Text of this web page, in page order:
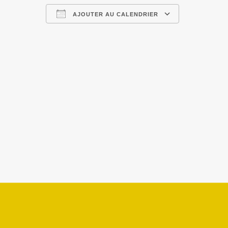
AJOUTER AU CALENDRIER